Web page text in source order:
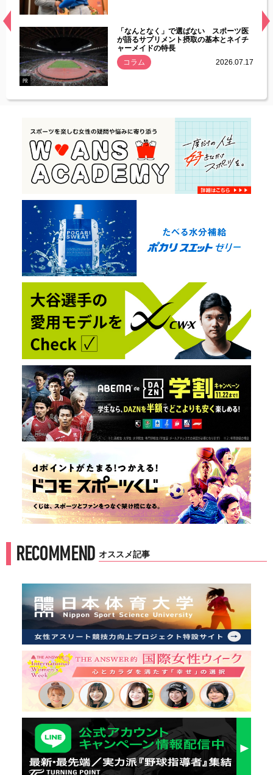
常
PR
「なんとなく」で選ばない スポーツ医
が語るサプリメント摂取の基本とネイチ
ャーメイドの特長
コラム
2026.07.17
RECOMMEND オススメ記事